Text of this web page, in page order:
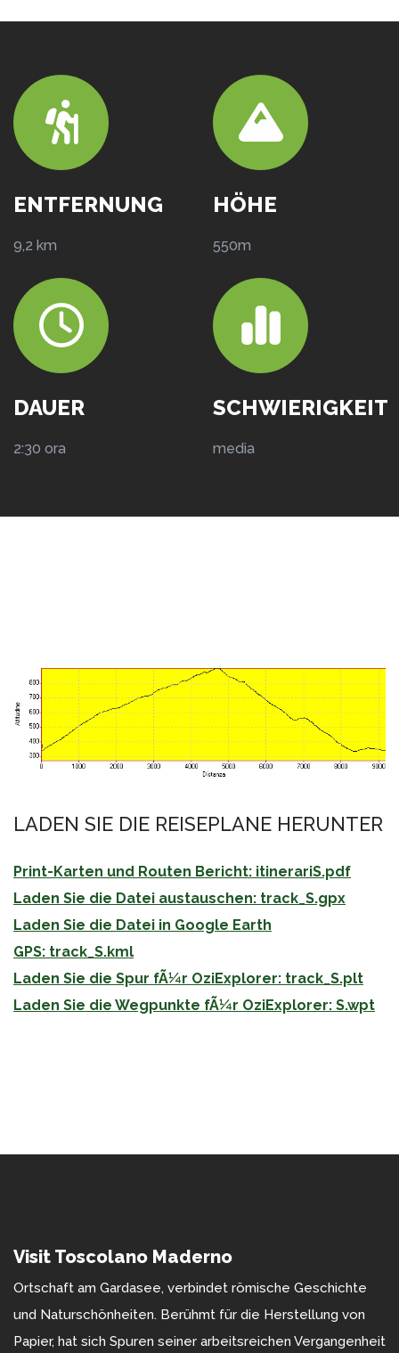
ENTFERNUNG
9,2 km
HÖHE
550m
DAUER
2:30 ora
SCHWIERIGKEIT
media
LADEN SIE DIE REISEPLANE HERUNTER
Print-Karten und Routen Bericht: itinerariS.pdf
Laden Sie die Datei austauschen: track_S.gpx
Laden Sie die Datei in Google Earth
GPS: track_S.kml
Laden Sie die Spur fÃ¼r OziExplorer: track_S.plt
Laden Sie die Wegpunkte fÃ¼r OziExplorer: S.wpt
Visit Toscolano Maderno
Ortschaft am Gardasee, verbindet römische Geschichte
und Naturschönheiten. Berühmt für die Herstellung von
Papier, hat sich Spuren seiner arbeitsreichen Vergangenheit